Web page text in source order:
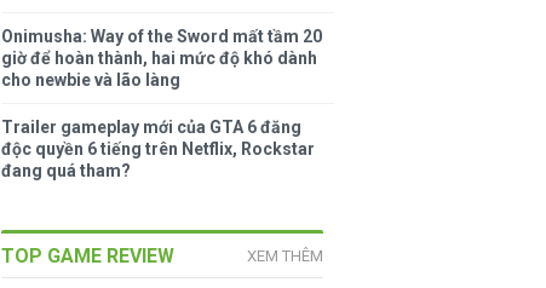
Onimusha: Way of the Sword mất tầm 20
giờ để hoàn thành, hai mức độ khó dành
cho newbie và lão làng
Trailer gameplay mới của GTA 6 đăng
độc quyền 6 tiếng trên Netflix, Rockstar
đang quá tham?
TOP GAME REVIEW XEM THÊM